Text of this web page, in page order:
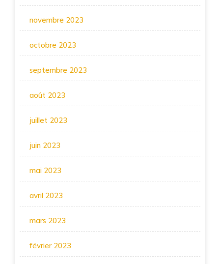
novembre 2023
octobre 2023
septembre 2023
août 2023
juillet 2023
juin 2023
mai 2023
avril 2023
mars 2023
février 2023